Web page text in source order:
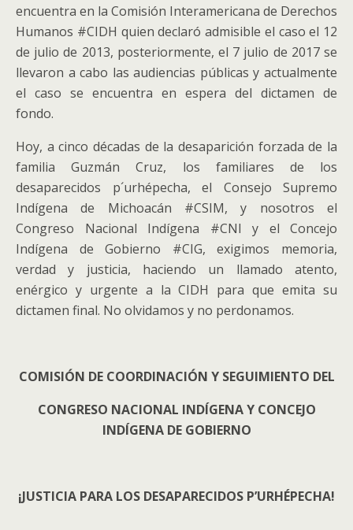
encuentra en la Comisión Interamericana de Derechos
Humanos #CIDH quien declaró admisible el caso el 12
de julio de 2013, posteriormente, el 7 julio de 2017 se
llevaron a cabo las audiencias públicas y actualmente
el caso se encuentra en espera del dictamen de
fondo.
Hoy, a cinco décadas de la desaparición forzada de la
familia Guzmán Cruz, los familiares de los
desaparecidos p´urhépecha, el Consejo Supremo
Indígena de Michoacán #CSIM, y nosotros el
Congreso Nacional Indígena #CNI y el Concejo
Indígena de Gobierno #CIG, exigimos memoria,
verdad y justicia, haciendo un llamado atento,
enérgico y urgente a la CIDH para que emita su
dictamen final. No olvidamos y no perdonamos.
COMISIÓN DE COORDINACIÓN Y SEGUIMIENTO DEL
CONGRESO NACIONAL INDÍGENA Y CONCEJO
INDÍGENA DE GOBIERNO
¡JUSTICIA PARA LOS DESAPARECIDOS P’URHÉPECHA!